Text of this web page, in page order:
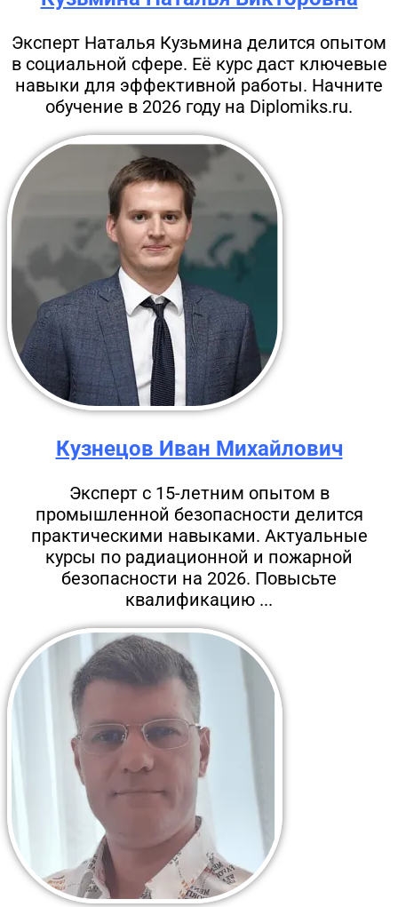
Эксперт Наталья Кузьмина делится опытом
в социальной сфере. Её курс даст ключевые
навыки для эффективной работы. Начните
обучение в 2026 году на Diplomiks.ru.
Кузнецов Иван Михайлович
Эксперт с 15-летним опытом в
промышленной безопасности делится
практическими навыками. Актуальные
курсы по радиационной и пожарной
безопасности на 2026. Повысьте
квалификацию ...